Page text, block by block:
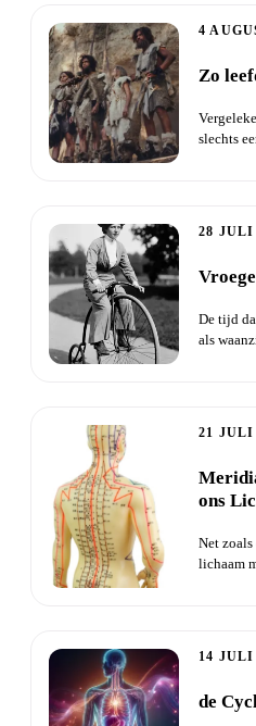
4
Zo
slechts
28 JULI
De tijd
als
21 JULI
ons
Net zoals
lichaam
14 JULI
de